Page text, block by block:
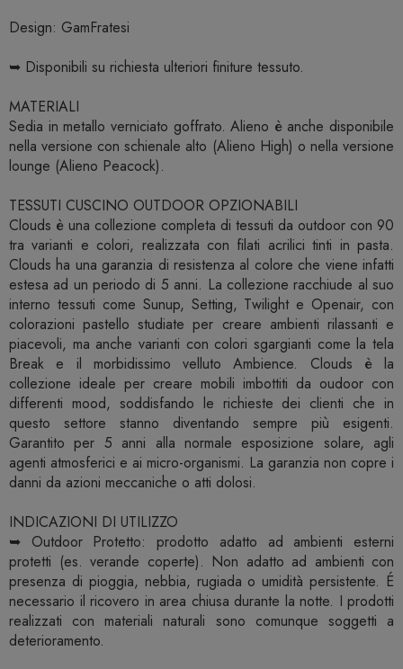
Design: GamFratesi
➥ Disponibili su richiesta ulteriori finiture tessuto.
MATERIALI
Sedia in metallo verniciato goffrato. Alieno è anche disponibile
nella versione con schienale alto (Alieno High) o nella versione
lounge (Alieno Peacock).
TESSUTI CUSCINO OUTDOOR OPZIONABILI
Clouds è una collezione completa di tessuti da outdoor con 90
tra varianti e colori, realizzata con filati acrilici tinti in pasta.
Clouds ha una garanzia di resistenza al colore che viene infatti
estesa ad un periodo di 5 anni. La collezione racchiude al suo
interno tessuti come Sunup, Setting, Twilight e Openair, con
colorazioni pastello studiate per creare ambienti rilassanti e
piacevoli, ma anche varianti con colori sgargianti come la tela
Break e il morbidissimo velluto Ambience. Clouds è la
collezione ideale per creare mobili imbottiti da oudoor con
differenti mood, soddisfando le richieste dei clienti che in
questo settore stanno diventando sempre più esigenti.
Garantito per 5 anni alla normale esposizione solare, agli
agenti atmosferici e ai micro-organismi. La garanzia non copre i
danni da azioni meccaniche o atti dolosi.
INDICAZIONI DI UTILIZZO
➥ Outdoor Protetto: prodotto adatto ad ambienti esterni
protetti (es. verande coperte). Non adatto ad ambienti con
presenza di pioggia, nebbia, rugiada o umidità persistente. É
necessario il ricovero in area chiusa durante la notte. I prodotti
realizzati con materiali naturali sono comunque soggetti a
deterioramento.